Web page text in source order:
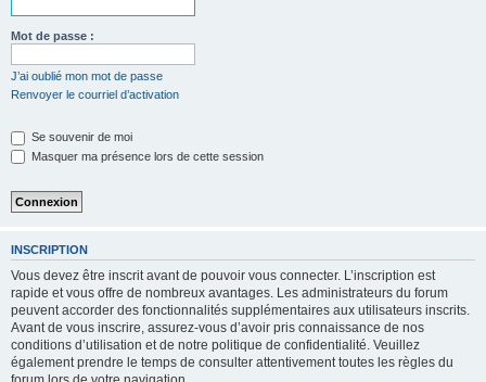
Mot de passe :
J’ai oublié mon mot de passe
Renvoyer le courriel d’activation
Se souvenir de moi
Masquer ma présence lors de cette session
INSCRIPTION
Vous devez être inscrit avant de pouvoir vous connecter. L’inscription est
rapide et vous offre de nombreux avantages. Les administrateurs du forum
peuvent accorder des fonctionnalités supplémentaires aux utilisateurs inscrits.
Avant de vous inscrire, assurez-vous d’avoir pris connaissance de nos
conditions d’utilisation et de notre politique de confidentialité. Veuillez
également prendre le temps de consulter attentivement toutes les règles du